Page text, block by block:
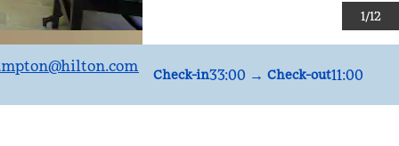
1/12
@hilton.com Check-in33:00 → Check-out11:00